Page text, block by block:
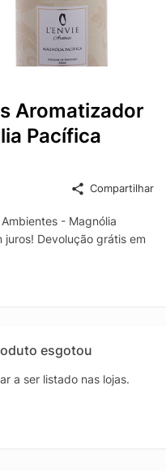
Aromatizador
Pacífica
Compartilhar
- Magnólia
Devolução grátis em
esgotou
a ser listado nas lojas.